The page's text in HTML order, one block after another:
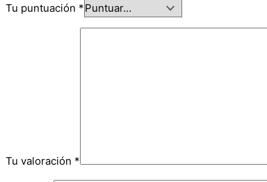
Tu puntuación *
Tu valoración *